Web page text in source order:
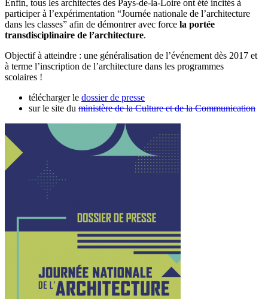
Enfin, tous les architectes des Pays-de-la-Loire ont été incités à
participer à l’expérimentation “Journée nationale de l’architecture
dans les classes” afin de démontrer avec force la portée
transdisciplinaire de l’architecture.
Objectif à atteindre : une généralisation de l’événement dès 2017 et
à terme l’inscription de l’architecture dans les programmes
scolaires !
télécharger le dossier de presse
sur le site du ministère de la Culture et de la Communication